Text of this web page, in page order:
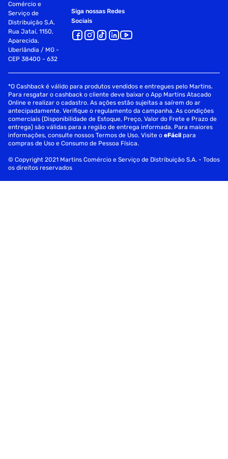
Comércio e
Serviço de
Distribuição S.A.
Rua Jataí, 1150,
Aparecida,
Uberlândia / MG -
CEP 38400 - 632
Siga nossas Redes
Sociais
*O Cashback é válido para produtos vendidos e entregues pelo Martins.
Para resgatar o cashback o cliente deve baixar o App Martins Atacado
Online e realizar o cadastro. As ações estão sujeitas a saírem do ar
antecipadamente. Verifique o regulamento da campanha. As condições
comerciais (Disponibilidade de Estoque, Preço, Valor do Frete e Prazo de
entrega) são válidas para a região de entrega informada. Para maiores
informações, consulte nossos Termos de Uso. Visite oeFácil para
compras de Uso e Consumo de Pessoa Física.
© Copyright 2021 Martins Comércio e Serviço de Distribuição S.A. - Todos
os direitos reservados